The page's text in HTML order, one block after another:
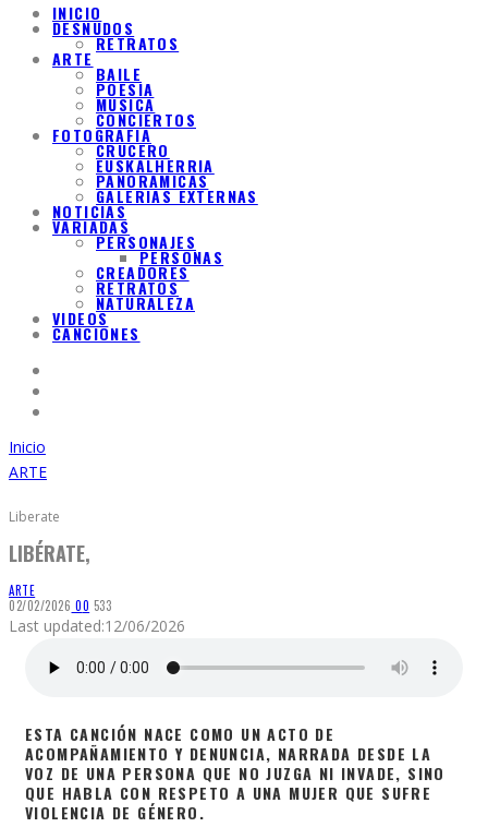
INICIO
DESNUDOS
RETRATOS
ARTE
BAILE
POESIA
MUSICA
CONCIERTOS
FOTOGRAFIA
CRUCERO
EUSKALHERRIA
PANORAMICAS
GALERIAS EXTERNAS
NOTICIAS
VARIADAS
PERSONAJES
PERSONAS
CREADORES
RETRATOS
NATURALEZA
VIDEOS
CANCIONES
Inicio
ARTE
Liberate
LIBÉRATE,
ARTE
02/02/2026 00 533
Last updated:12/06/2026
ESTA CANCIÓN NACE COMO UN ACTO DE
ACOMPAÑAMIENTO Y DENUNCIA, NARRADA DESDE LA
VOZ DE UNA PERSONA QUE NO JUZGA NI INVADE, SINO
QUE HABLA CON RESPETO A UNA MUJER QUE SUFRE
VIOLENCIA DE GÉNERO.